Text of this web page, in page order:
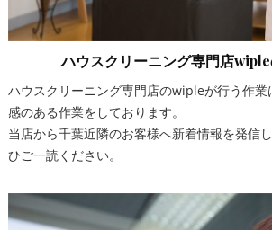
ハウスクリーニング専門店
ハウスクリーニング専門店のwipleが行う作業
感のある作業をしております。
当店から千葉近隣のお客様へ新着情報を発信
ひご一読ください。